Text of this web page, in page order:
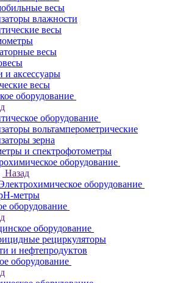
весы
влажности
весы
весы
аксессуары
весы
оборудование
оборудование
вольтамперометрические
зерна
и спектрофотометры
оборудование
Назад
оборудование
метры
оборудование
оборудование
рециркуляторы
и нефтепродуктов
оборудование